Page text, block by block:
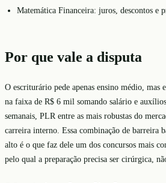
Matemática Financeira: juros, descontos e
Por que vale a disputa
O escriturário pede apenas ensino médio, mas
na faixa de R$ 6 mil somando salário e
semanais, PLR entre as mais robustas do
carreira interno. Essa combinação de barreira
alto é o que faz dele um dos concursos mais
pelo qual a preparação precisa ser cirúrgica,